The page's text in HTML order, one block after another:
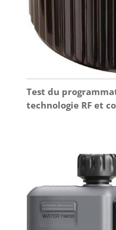
Test du
technologie RF et